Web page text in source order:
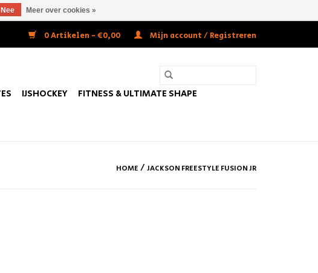
0 Artikelen - €0,00 Mijn account / Registreren
IJSHOCKEY
FITNESS & ULTIMATE SHAPE
HOME /JACKSON FREESTYLE FUSION JR
Nee Meer over cookies »